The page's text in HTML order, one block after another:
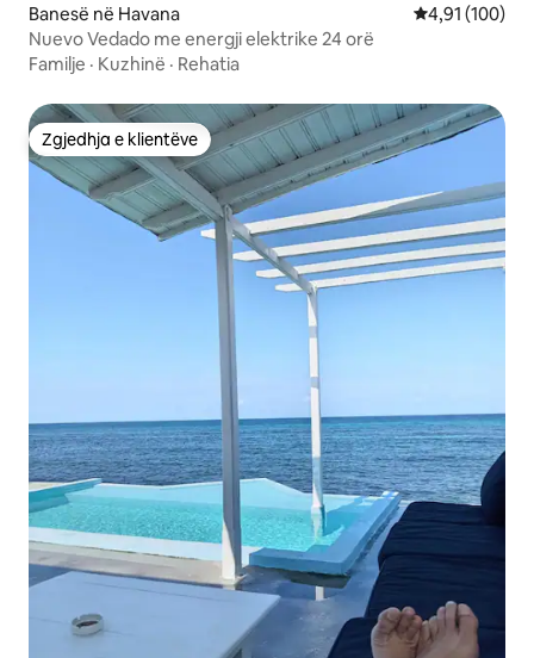
Banesë në Havana Vlerësimi
4,91 (100)
Nuevo Vedado me energji elektrike 24 orë
Familje · Kuzhinë · Rehatia
Zgjedhja e klientëve
Zgjedhja e klientëve